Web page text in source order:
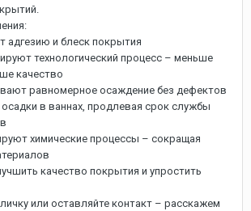
адгезию и блеск покрытия
технологический процесс – меньше
качество
равномерное осаждение без дефектов
в ваннах, продлевая срок службы
химические процессы – сокращая
качество покрытия и упростить
или оставляйте контакт – расскажем